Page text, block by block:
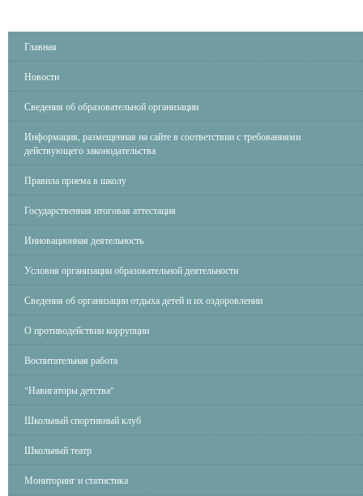
Главная
Новости
Сведения об образовательной организации
Информация, размещенная на сайте в соответствии с требованиями
действующего законодательства
Правила приема в школу
Государственная итоговая аттестация
Инновационная деятельность
Условия организации образовательной деятельности
Сведения об организации отдыха детей и их оздоровлении
О противодействии коррупции
Воспитательная работа
"Навигаторы детства"
Школьный спортивный клуб
Школьный театр
Мониторинг и статистика